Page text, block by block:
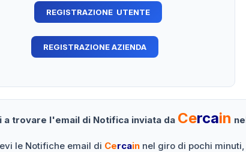
a trovare l'email di Notifica inviata da Cercain
le Notifiche email di Cercainnel giro di pochi